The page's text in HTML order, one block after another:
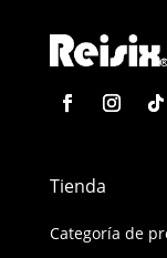
Tienda
Categoría de